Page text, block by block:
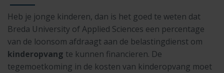
Heb je jonge kinderen, dan is het goed te weten dat
Breda University of Applied Sciences een percentage
van de loonsom afdraagt aan de belastingdienst om
kinderopvang te kunnen financieren. De
tegemoetkoming in de kosten van kinderopvang moet